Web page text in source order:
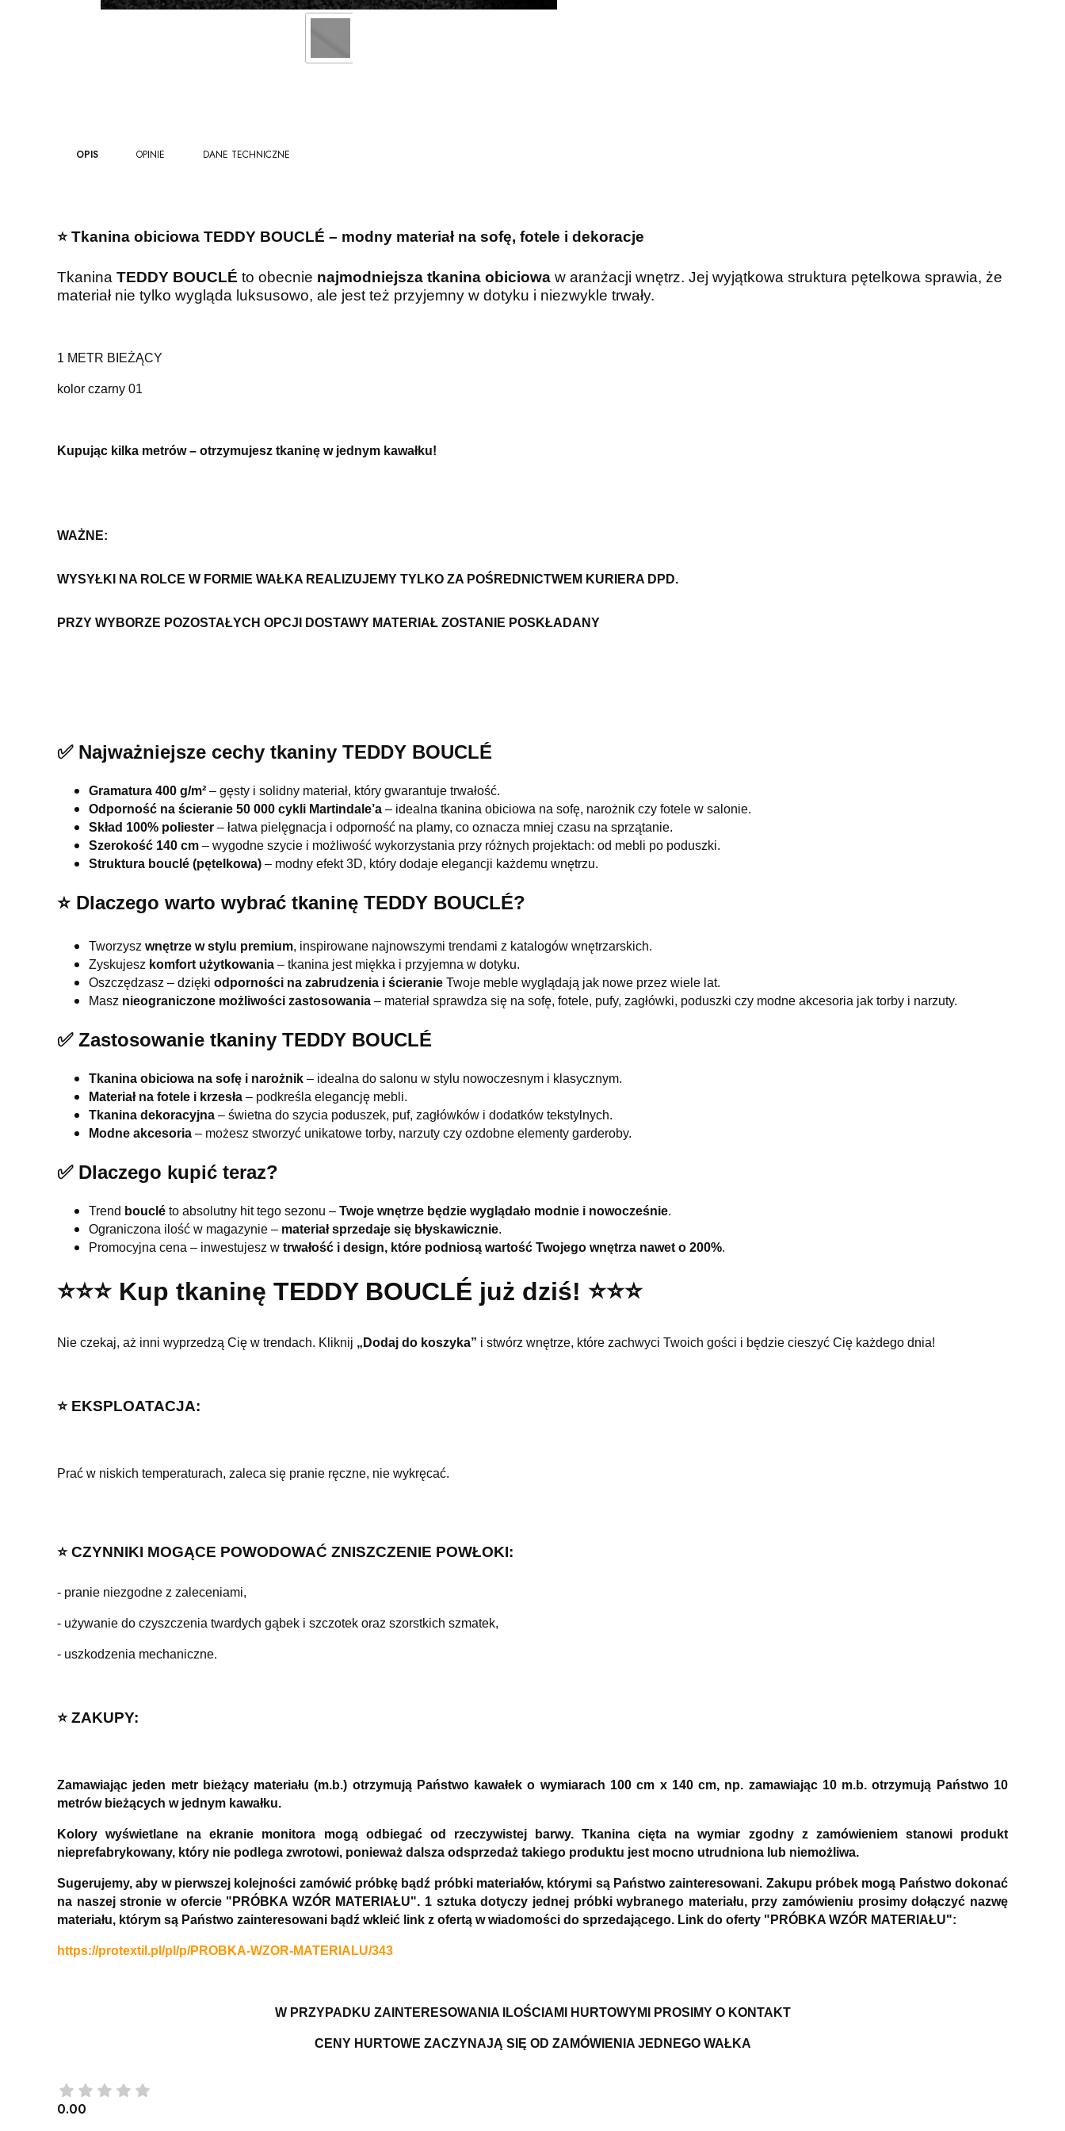
OPIS OPINIE DANE TECHNICZNE
⭐️ Tkanina obiciowa TEDDY BOUCLÉ – modny materiał na sofę, fotele i dekoracje
Tkanina TEDDY BOUCLÉ to obecnie najmodniejsza tkanina obiciowa w aranżacji wnętrz. Jej wyjątkowa struktura pętelkowa sprawia, że
materiał nie tylko wygląda luksusowo, ale jest też przyjemny w dotyku i niezwykle trwały.
1 METR BIEŻĄCY
kolor czarny 01
Kupując kilka metrów – otrzymujesz tkaninę w jednym kawałku!
WAŻNE:
WYSYŁKI NA ROLCE W FORMIE WAŁKA REALIZUJEMY TYLKO ZA POŚREDNICTWEM KURIERA DPD.
PRZY WYBORZE POZOSTAŁYCH OPCJI DOSTAWY MATERIAŁ ZOSTANIE POSKŁADANY
✅ Najważniejsze cechy tkaniny TEDDY BOUCLÉ
Gramatura 400 g/m² – gęsty i solidny materiał, który gwarantuje trwałość.
Odporność na ścieranie 50 000 cykli Martindale’a – idealna tkanina obiciowa na sofę, narożnik czy fotele w salonie.
Skład 100% poliester – łatwa pielęgnacja i odporność na plamy, co oznacza mniej czasu na sprzątanie.
Szerokość 140 cm – wygodne szycie i możliwość wykorzystania przy różnych projektach: od mebli po poduszki.
Struktura bouclé (pętelkowa) – modny efekt 3D, który dodaje elegancji każdemu wnętrzu.
⭐️ Dlaczego warto wybrać tkaninę TEDDY BOUCLÉ?
Tworzysz wnętrze w stylu premium, inspirowane najnowszymi trendami z katalogów wnętrzarskich.
Zyskujesz komfort użytkowania – tkanina jest miękka i przyjemna w dotyku.
Oszczędzasz – dzięki odporności na zabrudzenia i ścieranie Twoje meble wyglądają jak nowe przez wiele lat.
Masz nieograniczone możliwości zastosowania – materiał sprawdza się na sofę, fotele, pufy, zagłówki, poduszki czy modne akcesoria jak torby i narzuty.
✅ Zastosowanie tkaniny TEDDY BOUCLÉ
Tkanina obiciowa na sofę i narożnik – idealna do salonu w stylu nowoczesnym i klasycznym.
Materiał na fotele i krzesła – podkreśla elegancję mebli.
Tkanina dekoracyjna – świetna do szycia poduszek, puf, zagłówków i dodatków tekstylnych.
Modne akcesoria – możesz stworzyć unikatowe torby, narzuty czy ozdobne elementy garderoby.
✅ Dlaczego kupić teraz?
Trend bouclé to absolutny hit tego sezonu – Twoje wnętrze będzie wyglądało modnie i nowocześnie.
Ograniczona ilość w magazynie – materiał sprzedaje się błyskawicznie.
Promocyjna cena – inwestujesz w trwałość i design, które podniosą wartość Twojego wnętrza nawet o 200%.
⭐️⭐️⭐️ Kup tkaninę TEDDY BOUCLÉ już dziś! ⭐️⭐️⭐️
Nie czekaj, aż inni wyprzedzą Cię w trendach. Kliknij „Dodaj do koszyka” i stwórz wnętrze, które zachwyci Twoich gości i będzie cieszyć Cię każdego dnia!
⭐️ EKSPLOATACJA:
Prać w niskich temperaturach, zaleca się pranie ręczne, nie wykręcać.
⭐️ CZYNNIKI MOGĄCE POWODOWAĆ ZNISZCZENIE POWŁOKI:
- pranie niezgodne z zaleceniami,
- używanie do czyszczenia twardych gąbek i szczotek oraz szorstkich szmatek,
- uszkodzenia mechaniczne.
⭐️ ZAKUPY:
Zamawiając jeden metr bieżący materiału (m.b.) otrzymują Państwo kawałek o wymiarach 100 cm x 140 cm, np. zamawiając 10 m.b. otrzymują Państwo 10
metrów bieżących w jednym kawałku.
Kolory wyświetlane na ekranie monitora mogą odbiegać od rzeczywistej barwy. Tkanina cięta na wymiar zgodny z zamówieniem stanowi produkt
nieprefabrykowany, który nie podlega zwrotowi, ponieważ dalsza odsprzedaż takiego produktu jest mocno utrudniona lub niemożliwa.
Sugerujemy, aby w pierwszej kolejności zamówić próbkę bądź próbki materiałów, którymi są Państwo zainteresowani. Zakupu próbek mogą Państwo dokonać
na naszej stronie w ofercie "PRÓBKA WZÓR MATERIAŁU". 1 sztuka dotyczy jednej próbki wybranego materiału, przy zamówieniu prosimy dołączyć nazwę
materiału, którym są Państwo zainteresowani bądź wkleić link z ofertą w wiadomości do sprzedającego. Link do oferty "PRÓBKA WZÓR MATERIAŁU":
https://protextil.pl/pl/p/PROBKA-WZOR-MATERIALU/343
W PRZYPADKU ZAINTERESOWANIA ILOŚCIAMI HURTOWYMI PROSIMY O KONTAKT
CENY HURTOWE ZACZYNAJĄ SIĘ OD ZAMÓWIENIA JEDNEGO WAŁKA
0.00